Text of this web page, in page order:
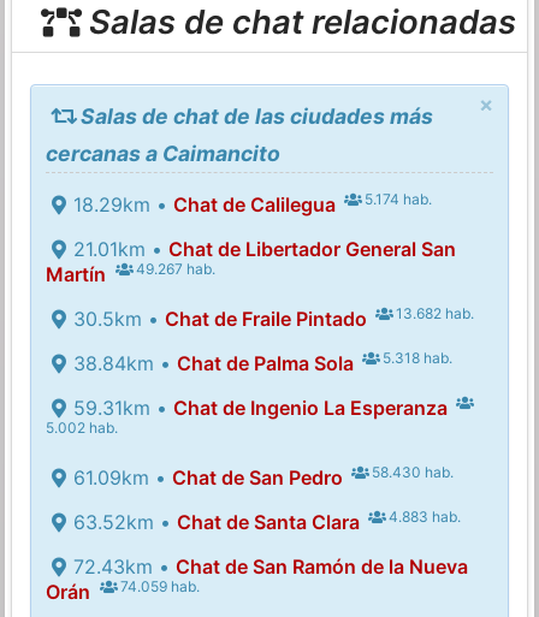
Salas de chat relacionadas
×
Salas de chat de las ciudades más
cercanas a Caimancito
18.29km • Chat de Calilegua 5.174 hab.
21.01km • Chat de Libertador General San
Martín
49.267 hab.
30.5km • Chat de Fraile Pintado 13.682 hab.
38.84km • Chat de Palma Sola 5.318 hab.
59.31km • Chat de Ingenio La Esperanza
5.002 hab.
61.09km • Chat de San Pedro 58.430 hab.
63.52km • Chat de Santa Clara 4.883 hab.
72.43km • Chat de San Ramón de la Nueva
Orán
74.059 hab.